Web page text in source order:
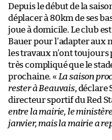
Depuis le début de la
déplacer à 80km de ses
joue à domicile. Le club
Bauer pour l’adapter aux
les travaux n’ont toujours
très compliqué que le
prochaine. « La saison
rester à Beauvais, déclare
directeur sportif du Red
entre la mairie, le
janvier, mais la mairie a